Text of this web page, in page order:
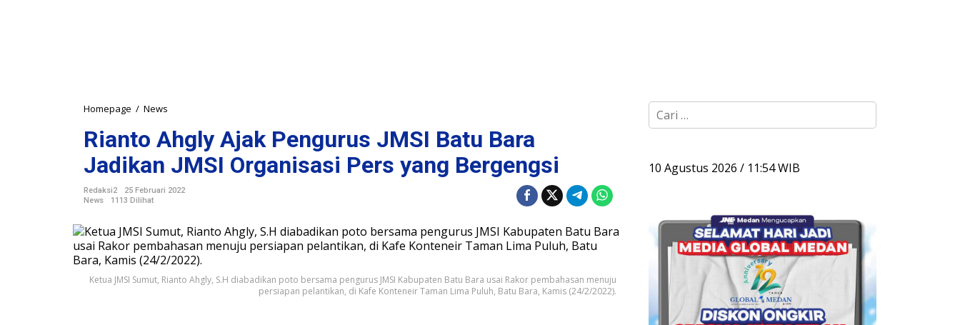
Homepage / News
a
n
A
l
y
A
j
Rianto Ahgly Ajak Pengurus JMSI Batu Bara
Jadikan JMSI Organisasi Pers yang Bergengsi
Redaksi2
25 Februari 2022
News
1113 Dilihat
Ketua JMSI Sumut, Rianto Ahgly, S.H diabadikan poto bersama pengurus JMSI Kabupaten Batu Bara usai Rakor pembahasan menuju
persiapan pelantikan, di Kafe Konteneir Taman Lima Puluh, Batu Bara, Kamis (24/2/2022).
C
a
u
10 Agustus 2026 / 11:54 WIB